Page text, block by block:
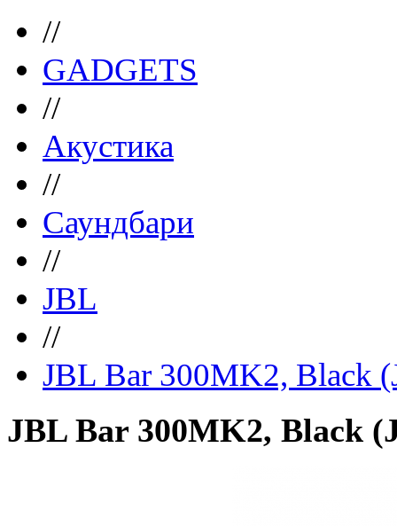
//
GADGETS
//
Акустика
//
Саундбари
//
JBL
//
JBL Bar 300MK2, Black
JBL Bar 300MK2, Black